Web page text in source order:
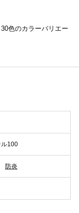
色のカラーバリエー
ル100
防炎